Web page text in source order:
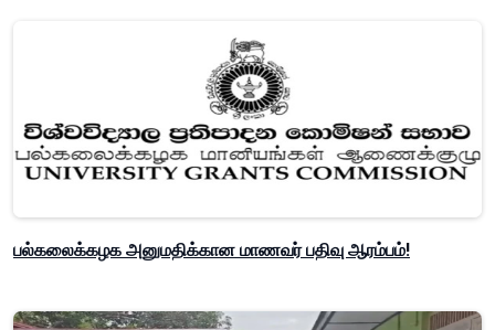
பல்கலைக்கழக அனுமதிக்கான மாணவர் பதிவு ஆரம்பம்!